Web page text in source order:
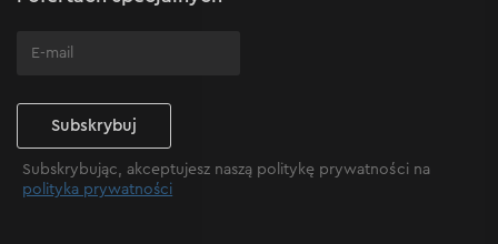
Subskrybuj
Subskrybując, akceptujesz naszą politykę prywatności na
polityka prywatności